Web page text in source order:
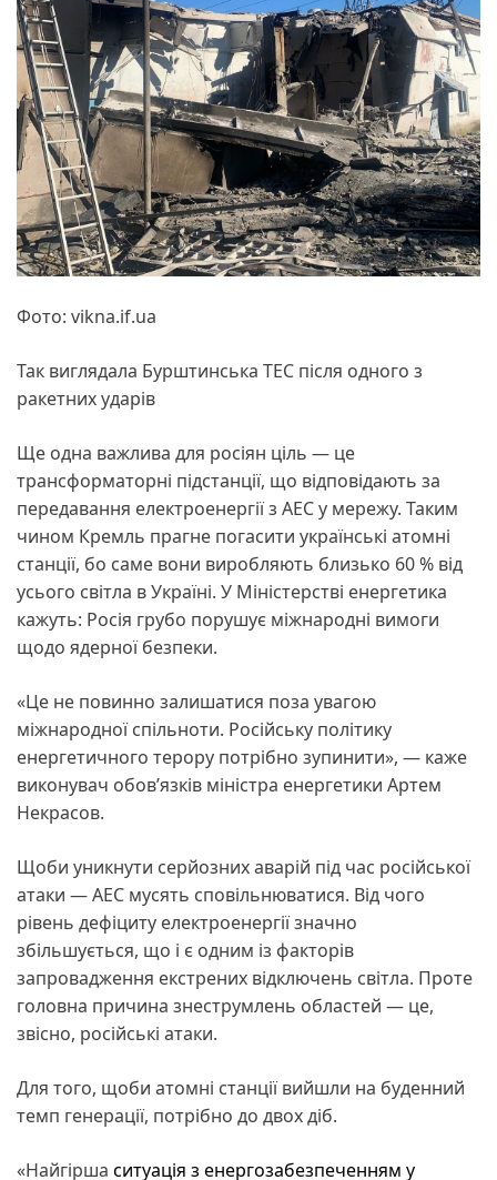
Фото: vikna.if.ua
Так виглядала Бурштинська ТЕС після одного з
ракетних ударів
Ще одна важлива для росіян ціль — це
трансформаторні підстанції, що відповідають за
передавання електроенергії з АЕС у мережу. Таким
чином Кремль прагне погасити українські атомні
станції, бо саме вони виробляють близько 60 % від
усього світла в Україні. У Міністерстві енергетика
кажуть: Росія грубо порушує міжнародні вимоги
щодо ядерної безпеки.
«Це не повинно залишатися поза увагою
міжнародної спільноти. Російську політику
енергетичного терору потрібно зупинити», — каже
виконувач обов’язків міністра енергетики Артем
Некрасов.
Щоби уникнути серйозних аварій під час російської
атаки — АЕС мусять сповільнюватися. Від чого
рівень дефіциту електроенергії значно
збільшується, що і є одним із факторів
запровадження екстрених відключень світла. Проте
головна причина знеструмлень областей — це,
звісно, російські атаки.
Для того, щоби атомні станції вийшли на буденний
темп генерації, потрібно до двох діб.
«Найгірша ситуація з енергозабезпеченням у